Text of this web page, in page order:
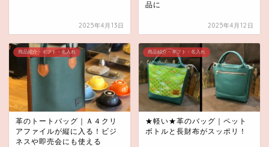
2025年4月13日
品に
2025年4月12日
商品紹介・ギフト・名入れ
革のトートバッグ｜Ａ４クリ
アファイルが縦に入る！ビジ
ネスや即売会にも使える
商品紹介・ギフト・名入れ
★軽い★革のバッグ｜ペット
ボトルと長財布がスッポリ！